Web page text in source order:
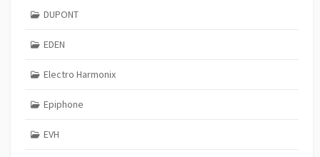
DUPONT
EDEN
Electro Harmonix
Epiphone
EVH